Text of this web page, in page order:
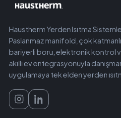
Haustherm Yerden Isıtma
Paslanmaz manifold, çok
bariyerli boru, elektronik kontrol
akıllı ev entegrasyonuyla
uygulamaya tek elden yerden